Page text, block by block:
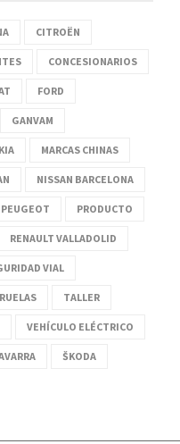
CITROËN
CONCESIONARIOS
FORD
GANVAM
KIA MARCAS CHINAS
NISSAN BARCELONA
PEUGEOT PRODUCTO
RENAULT VALLADOLID
VIAL
TALLER
VEHÍCULO ELÉCTRICO
ŠKODA